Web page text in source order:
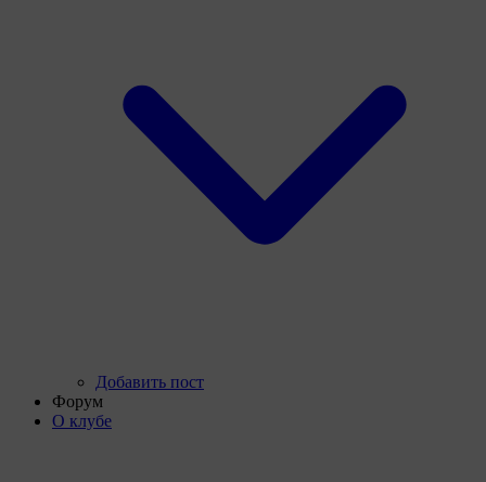
Добавить пост
Форум
О клубе